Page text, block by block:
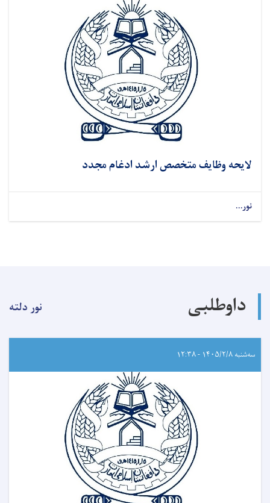
لایحه وظایف متخصص ارشد ادغام مجدد
نور...
داوطلبی نور دلته
سه‌شنبه ۱۴۰۵/۲/۸ - ۱۲:۳۸